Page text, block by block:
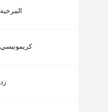
المرخية
كريمونيسي
زد